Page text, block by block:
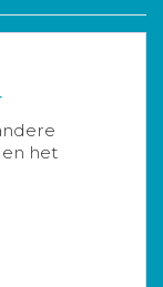
het